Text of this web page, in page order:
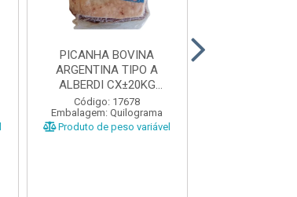
PICANHA BOVINA
ARGENTINA TIPO A
ALBERDI CX±20KG
PEÇAS ±1,3 A...
Código: 17678
Embalagem: Quilograma
Produto de peso variável